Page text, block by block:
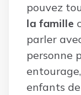
pouvez
la famille
parler
personne
enfants